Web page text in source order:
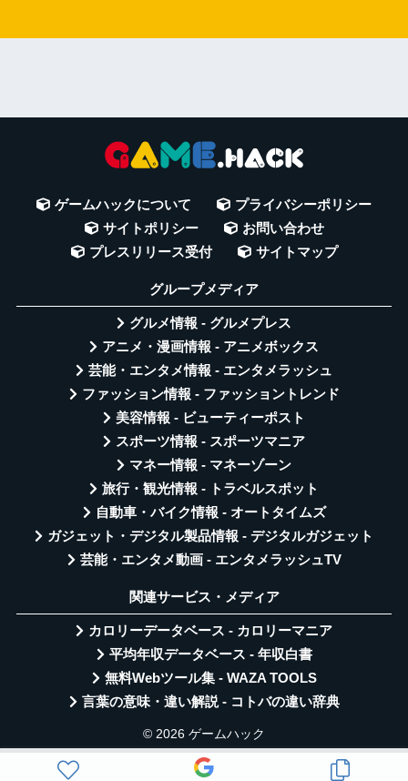
ゲームハックについて
プライバシーポリシー
サイトポリシー
お問い合わせ
プレスリリース受付
サイトマップ
グループメディア
グルメ情報 - グルメプレス
アニメ・漫画情報 - アニメボックス
芸能・エンタメ情報 - エンタメラッシュ
ファッション情報 - ファッショントレンド
美容情報 - ビューティーポスト
スポーツ情報 - スポーツマニア
マネー情報 - マネーゾーン
旅行・観光情報 - トラベルスポット
自動車・バイク情報 - オートタイムズ
ガジェット・デジタル製品情報 - デジタルガジェット
芸能・エンタメ動画 - エンタメラッシュTV
関連サービス・メディア
カロリーデータベース - カロリーマニア
平均年収データベース - 年収白書
無料Webツール集 - WAZA TOOLS
言葉の意味・違い解説 - コトバの違い辞典
© 2026 ゲームハック